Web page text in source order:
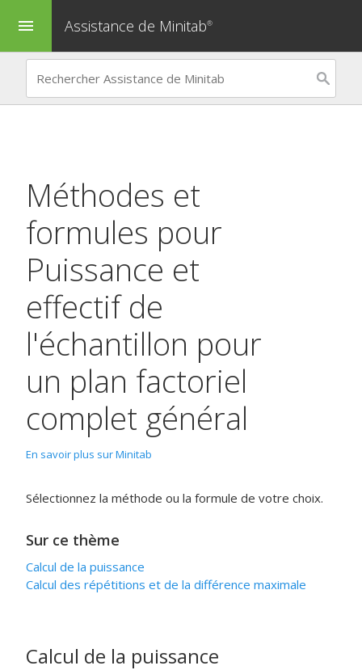
menu Assistance de Minitab®
Méthodes et
formules pour
Puissance et
effectif de
l'échantillon pour
un plan factoriel
complet général
En savoir plus sur Minitab
Sélectionnez la méthode ou la formule de votre choix.
Sur ce thème
Calcul de la puissance
Calcul des répétitions et de la différence maximale
Calcul de la puissance